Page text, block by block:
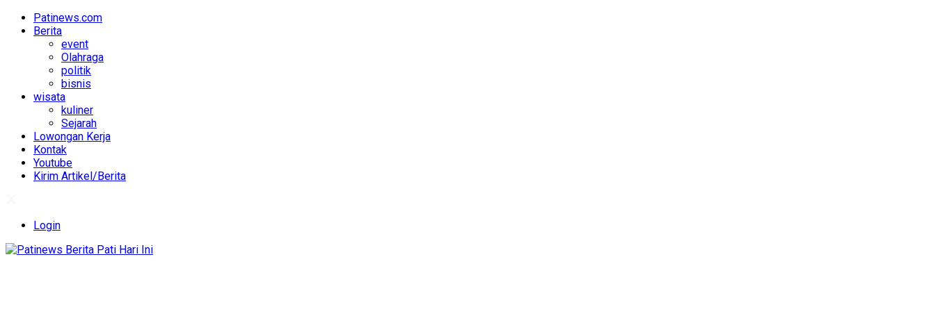
Patinews.com
Berita
event
Olahraga
politik
bisnis
wisata
kuliner
Sejarah
Lowongan Kerja
Kontak
Youtube
Kirim Artikel/Berita
Login